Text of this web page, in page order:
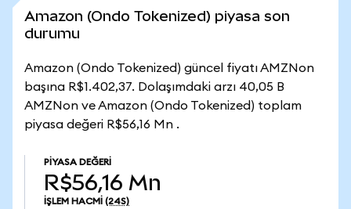
Amazon (Ondo Tokenized) piyasa son
durumu
Amazon (Ondo Tokenized) güncel fiyatı AMZNon
başına R$1.402,37. Dolaşımdaki arzı 40,05 B
AMZNon ve Amazon (Ondo Tokenized) toplam
piyasa değeri R$56,16 Mn .
PIYASA DEĞERI
R$56,16 Mn
İŞLEM HACMI (24S)